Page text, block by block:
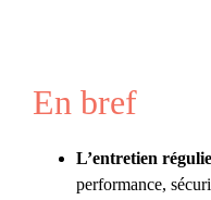
En bref
L’entretien
performance,